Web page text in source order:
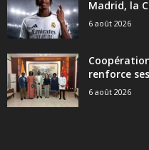
Madrid, la
6 août 2026
renforce
6 août 2026